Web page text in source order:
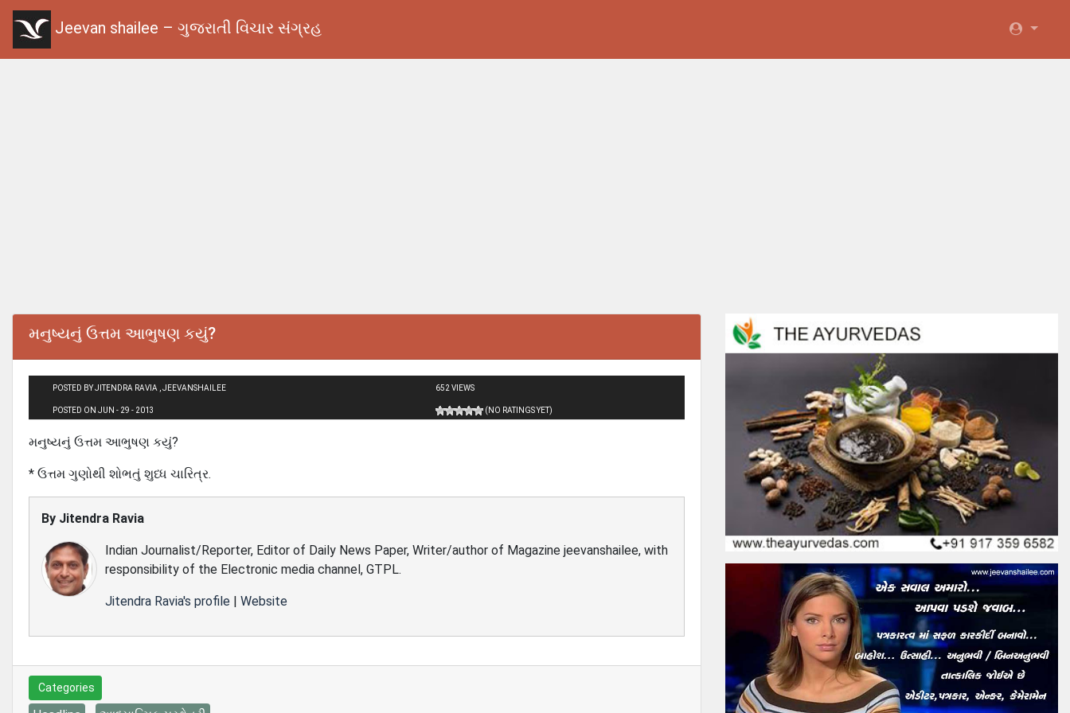
Jeevan shailee – ગુજરાતી વિચાર સંગ્રહ
મનુષ્યનું ઉત્તમ આભુષણ કયું?
POSTED BY JITENDRA RAVIA , JEEVANSHAILEE
POSTED ON JUN - 29 - 2013
652 VIEWS
(NO RATINGS YET)
મનુષ્યનું ઉત્તમ આભુષણ કયું?
* ઉત્તમ ગુણોથી શોભતું શુધ્ધ ચારિત્ર.
By Jitendra Ravia
Indian Journalist/Reporter, Editor of Daily News Paper, Writer/author of Magazine jeevanshailee, with
responsibility of the Electronic media channel, GTPL.
Jitendra Ravia's profile | Website
Categories